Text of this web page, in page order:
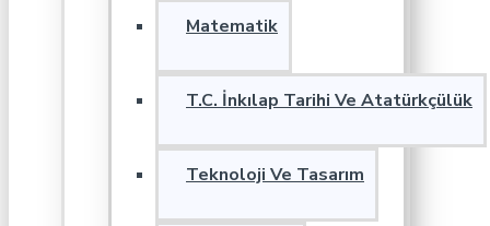
Matematik
T.C. İnkılap Tarihi Ve Atatürkçülük
Teknoloji Ve Tasarım